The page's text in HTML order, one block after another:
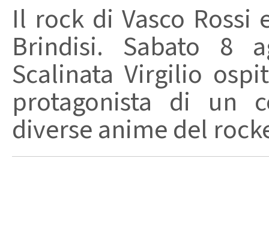
Il rock di Vasco
Brindisi. Sabato 8
Scalinata Virgilio
protagonista di un
diverse anime del